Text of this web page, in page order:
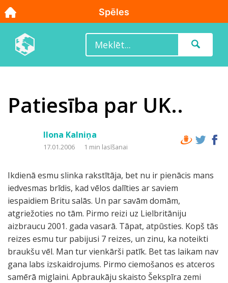
Patiesība par UK..
Ilona Kalniņa
17.01.2006 1 min lasīšanai
Ikdienā esmu slinka rakstītāja, bet nu ir pienācis mans
iedvesmas brīdis, kad vēlos dalīties ar saviem
iespaidiem Britu salās. Un par savām domām,
atgriežoties no tām. Pirmo reizi uz Lielbritāniju
aizbraucu 2001. gada vasarā. Tāpat, atpūsties. Kopš tās
reizes esmu tur pabijusi 7 reizes, un zinu, ka noteikti
braukšu vēl. Man tur vienkārši patīk. Bet tas laikam nav
gana labs izskaidrojums. Pirmo ciemošanos es atceros
samērā miglaini. Apbraukāju skaisto Šekspīra zemi